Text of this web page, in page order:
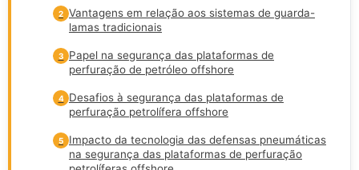
2 Vantagens em relação aos sistemas de guarda-
lamas tradicionais
3
Papel na segurança das plataformas de
perfuração de petróleo offshore
4
Desafios à segurança das plataformas de
perfuração petrolífera offshore
5
Impacto da tecnologia das defensas pneumáticas
na segurança das plataformas de perfuração